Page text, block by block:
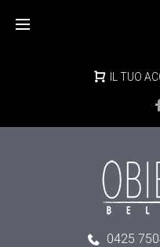
IL TUO
0425